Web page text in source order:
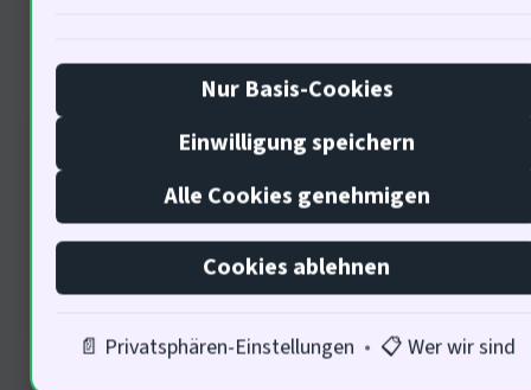
von Finanzinstrumenten
Finanzinstrumente sind mehr als
Nur Basis-Cookies
Einwilligung speichern
Alle Cookies genehmigen
Cookies ablehnen
📄 Privatsphären-Einstellungen • 📋 Wer wir sind